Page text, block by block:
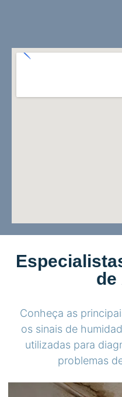
de
Conheça as
os sinais de
utilizadas para
problemas